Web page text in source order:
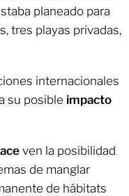
planeado para
tres playas privadas,
internacionales
su posible impacto
ven la posibilidad
de manglar
de hábitats